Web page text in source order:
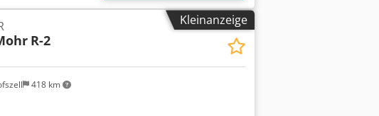
Kleinanzeige
418 km
R-2